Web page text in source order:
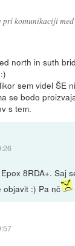
pri komunikaciji
north in suth
sem videl ŠE
se bodo
s tem.
Epox 8RDA+. Saj
objavit :) Pa nč